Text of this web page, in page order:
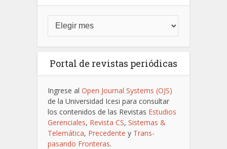
Portal de revistas periódicas
Ingrese al Open Journal Systems (OJS)
de la Universidad Icesi para consultar
los contenidos de las Revistas Estudios
Gerenciales, Revista CS, Sistemas &
Telemática, Precedente y Trans-
pasando Fronteras.